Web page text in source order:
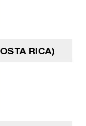
RICA)